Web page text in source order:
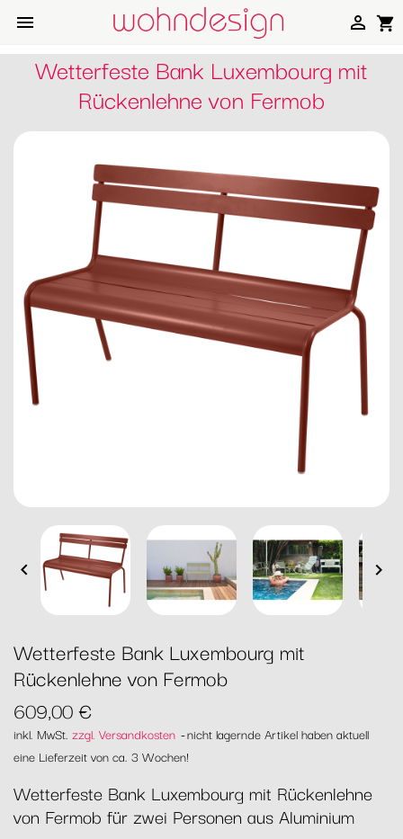
 shopping_cart

Wetterfeste Bank Luxembourg mit
Rückenlehne von Fermob
 
Wetterfeste Bank Luxembourg mit
Rückenlehne von Fermob
609,00 €
inkl. MwSt. zzgl. Versandkosten nicht lagernde Artikel haben aktuell
eine Lieferzeit von ca. 3 Wochen!
Wetterfeste Bank Luxembourg mit Rückenlehne
von Fermob für zwei Personen aus Aluminium